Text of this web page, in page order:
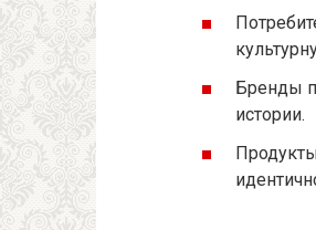
Бренды
истории.